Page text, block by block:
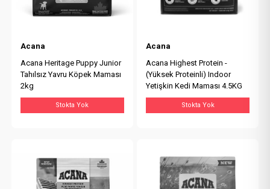
Acana
Acana Heritage Puppy Junior
Tahılsız Yavru Köpek Maması
2kg
Stokta Yok
Acana
Acana Highest Protein -
(Yüksek Proteinli) Indoor
Yetişkin Kedi Maması 4.5KG
Stokta Yok